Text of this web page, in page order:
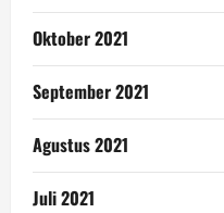
Oktober 2021
September 2021
Agustus 2021
Juli 2021